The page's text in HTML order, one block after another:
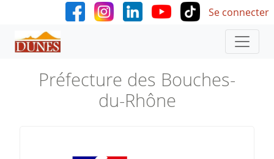
Aller au contenu principal User
Se connecter
Préfecture des Bouches-
du-Rhône